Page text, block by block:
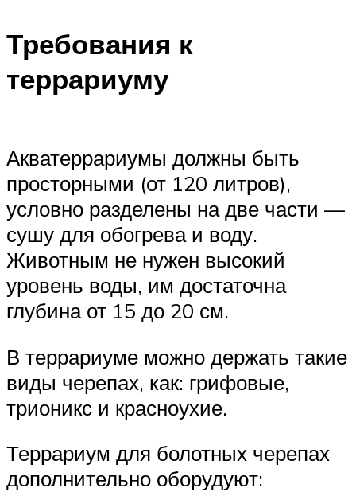
Требования к
террариуму
Акватеррариумы должны быть
просторными (от 120 литров),
условно разделены на две части —
сушу для обогрева и воду.
Животным не нужен высокий
уровень воды, им достаточна
глубина от 15 до 20 см.
В террариуме можно держать такие
виды черепах, как: грифовые,
трионикс и красноухие.
Террариум для болотных черепах
дополнительно оборудуют: